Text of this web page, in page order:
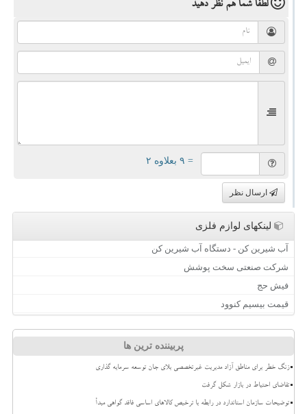
لطفا شما همنظر دهید
= ۹ بعلاوه ۲
ارسال نظر
لینکهای لوازم فلزی
آب شیرین کن - دستگاه آب شیرین کن
شرکت صنعتی سخت پوشش
فیش حج
قیمت بیسیم کنوود
پربیننده ترین ها
زنگ خطر برای مناطق آزاد مدیریت غیرتخصصی بلای جان توسعه سرمایه گذاری
تقاضای احتیاط در بازار شکل گرفت
توضیحات سازمان استاندارد در رابطه با ترخیص کالاهای اساسی فاقد گواهی مبدأ